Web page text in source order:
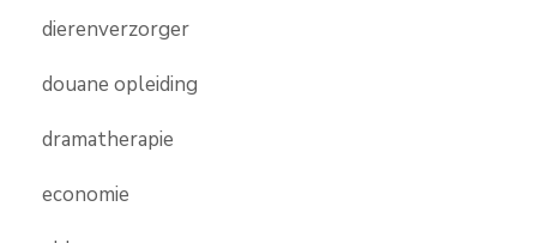
dierenverzorger
douane opleiding
dramatherapie
economie